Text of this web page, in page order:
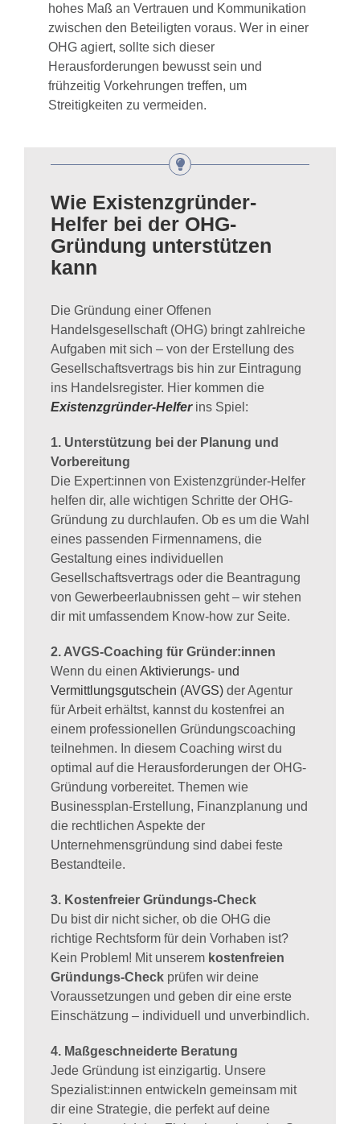
hohes Maß an Vertrauen und Kommunikation
zwischen den Beteiligten voraus. Wer in einer
OHG agiert, sollte sich dieser
Herausforderungen bewusst sein und
frühzeitig Vorkehrungen treffen, um
Streitigkeiten zu vermeiden.
Wie Existenzgründer-
Helfer bei der OHG-
Gründung unterstützen
kann
Die Gründung einer Offenen
Handelsgesellschaft (OHG) bringt zahlreiche
Aufgaben mit sich – von der Erstellung des
Gesellschaftsvertrags bis hin zur Eintragung
ins Handelsregister. Hier kommen die
Existenzgründer-Helferins Spiel:
1. Unterstützung bei der Planung und
Vorbereitung
Die Expert:innen von Existenzgründer-Helfer
helfen dir, alle wichtigen Schritte der OHG-
Gründung zu durchlaufen. Ob es um die Wahl
eines passenden Firmennamens, die
Gestaltung eines individuellen
Gesellschaftsvertrags oder die Beantragung
von Gewerbeerlaubnissen geht – wir stehen
dir mit umfassendem Know-how zur Seite.
2. AVGS-Coaching für Gründer:innen
Wenn du einen Aktivierungs- und
Vermittlungsgutschein (AVGS)der Agentur
für Arbeit erhältst, kannst du kostenfrei an
einem professionellen Gründungscoaching
teilnehmen. In diesem Coaching wirst du
optimal auf die Herausforderungen der OHG-
Gründung vorbereitet. Themen wie
Businessplan-Erstellung, Finanzplanung und
die rechtlichen Aspekte der
Unternehmensgründung sind dabei feste
Bestandteile.
3. Kostenfreier Gründungs-Check
Du bist dir nicht sicher, ob die OHG die
richtige Rechtsform für dein Vorhaben ist?
Kein Problem! Mit unserem kostenfreien
Gründungs-Checkprüfen wir deine
Voraussetzungen und geben dir eine erste
Einschätzung – individuell und unverbindlich.
4. Maßgeschneiderte Beratung
Jede Gründung ist einzigartig. Unsere
Spezialist:innen entwickeln gemeinsam mit
dir eine Strategie, die perfekt auf deine